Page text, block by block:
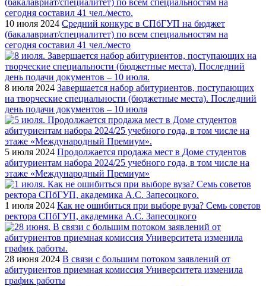
10 июля 2024 Средний конкурс в СПбГУП на бюджет
(бакалавриат/специалитет) по всем специальностям на
сегодня составил 41 чел./место
8 июля 2024 Завершается набор абитуриентов, поступающих
на творческие специальности (бюджетные места). Последний
день подачи документов – 10 июля
5 июля 2024 Продолжается продажа мест в Доме студентов
абитуриентам набора 2024/25 учебного года, в том числе на
этаже «Международный Премиум»
1 июля 2024 Как не ошибиться при выборе вуза? Семь советов
ректора СПбГУП, академика А.С. Запесоцкого
28 июня 2024 В связи с большим потоком заявлений от
абитуриентов приемная комиссия Университета изменила
график работы